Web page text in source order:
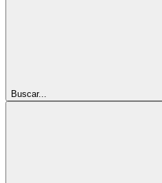
Buscar...